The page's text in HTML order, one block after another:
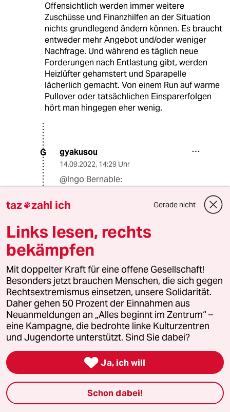
Offensichtlich werden immer weitere
Zuschüsse und Finanzhilfen an der Situation
nichts grundlegend ändern können. Es braucht
entweder mehr Angebot und/oder weniger
Nachfrage. Und während es täglich neue
Forderungen nach Entlastung gibt, werden
Heizlüfter gehamstert und Sparapelle
lächerlich gemacht. Von einem Run auf warme
Pullover oder tatsächlichen Einsparerfolgen
hört man hingegen eher wenig.
G gyakusou
14.09.2022, 14:29 Uhr
@Ingo Bernable:
Deutschland wurde im Vergleich zum
IB Ingo Bernable
14.09.2022,21:22 Uhr
@gyakusou:
Und wieviel davon wird tatsächlich
eingespart und nicht durch Kohle, Öl,
Atom, ... ersetzt?
651741 (Profil gelöscht)
14.09.2022,09:02 Uhr
Die Preise für fossile Energie zu stabilisieren
bzw. zu deckeln muss den Grünen wie ein Hohn
taz zahl ich Gerade nicht
Links lesen, rechts
bekämpfen
Mit doppelter Kraft für eine offene Gesellschaft!
Besonders jetzt brauchen Menschen, die sich gegen
Rechtsextremismus einsetzen, unsere Solidarität.
Daher gehen 50 Prozent der Einnahmen aus
Neuanmeldungen an „Alles beginnt im Zentrum“ –
eine Kampagne, die bedrohte linke Kulturzentren
und Jugendorte unterstützt. Sind Sie dabei?
 Ja, ich will
Schon dabei!